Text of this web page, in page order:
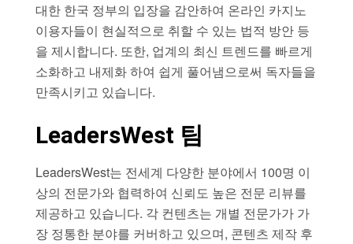
대한 한국 정부의 입장을 감안하여 온라인 카지노
이용자들이 현실적으로 취할 수 있는 법적 방안 등
을 제시합니다. 또한, 업계의 최신 트렌드를 빠르게
소화하고 내제화 하여 쉽게 풀어냄으로써 독자들을
만족시키고 있습니다.
LeadersWest 팀
LeadersWest는 전세계 다양한 분야에서 100명 이
상의 전문가와 협력하여 신뢰도 높은 전문 리뷰를
제공하고 있습니다. 각 컨텐츠는 개별 전문가가 가
장 정통한 분야를 커버하고 있으며, 콘텐츠 제작 후